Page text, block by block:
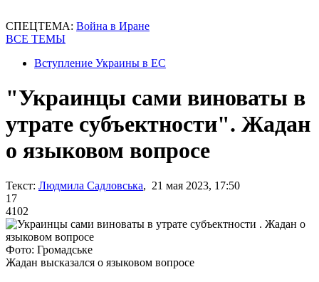
СПЕЦТЕМА: Война в Иране
ВСЕ ТЕМЫ
Вступление Украины в ЕС
"Украинцы сами виноваты в
утрате субъектности". Жадан
о языковом вопросе
Текст: Людмила Садловська, 21 мая 2023, 17:50
17
4102
Фото: Громадське
Жадан высказался о языковом вопросе